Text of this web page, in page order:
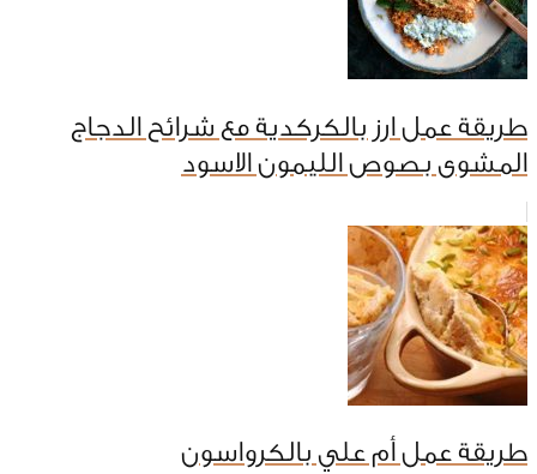
طريقة عمل ارز بالكركدية مع شرائح الدجاج
المشوى بصوص الليمون الاسود
طريقة عمل أم علي بالكرواسون